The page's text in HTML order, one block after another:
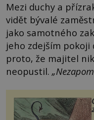
Mezi duchy a
vidět bývalé
jako samotného
jeho zdejším pokoji
proto, že majitel
neopustil.